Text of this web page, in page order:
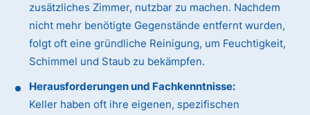
zusätzliches Zimmer, nutzbar zu machen. Nachdem
nicht mehr benötigte Gegenstände entfernt wurden,
folgt oft eine gründliche Reinigung, um Feuchtigkeit,
Schimmel und Staub zu bekämpfen.
Herausforderungen und Fachkenntnisse:
Keller haben oft ihre eigenen, spezifischen